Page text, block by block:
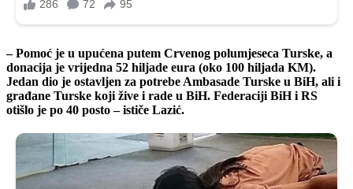
– Pomoć je u upućena putem Crvenog polumjeseca Turske, a
donacija je vrijedna 52 hiljade eura (oko 100 hiljada KM).
Jedan dio je ostavljen za potrebe Ambasade Turske u BiH, ali i
građane Turske koji žive i rade u BiH. Federaciji BiH i RS
otišlo je po 40 posto – ističe Lazić.